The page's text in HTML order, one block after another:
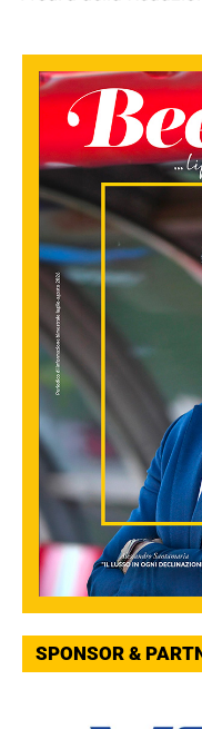
SPONSOR &